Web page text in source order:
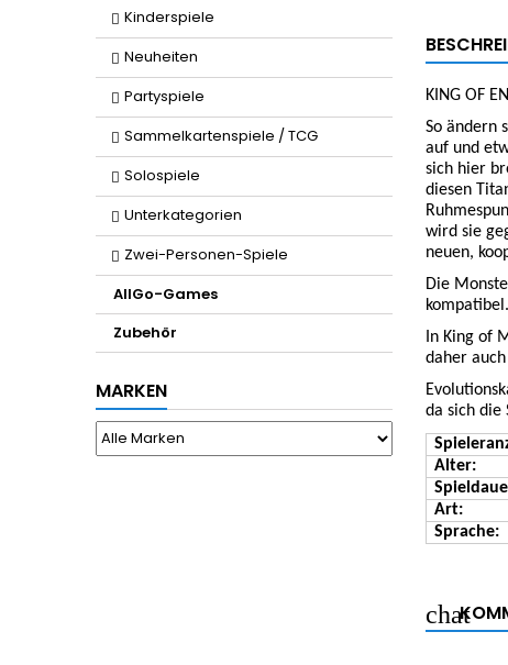
Kinderspiele
Neuheiten
Partyspiele
Sammelkartenspiele / TCG
Solospiele
Unterkategorien
Zwei-Personen-Spiele
AllGo-Games
Zubehör
MARKEN
KING OF
So ändern
auf und
sich hier
diesen
wird sie
neuen,
Die
kompatibel.
In King of
daher
da sich die
Alter:
Art:
Sprache: